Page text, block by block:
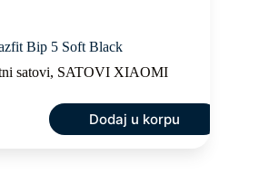
Bip 5 Soft Black
satovi, SATOVI XIAOMI
Dodaj u korpu